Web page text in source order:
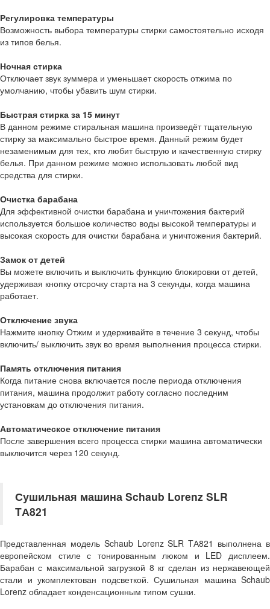
Регулировка температуры
Возможность выбора температуры стирки самостоятельно исходя
из типов белья.
Ночная стирка
Отключает звук зуммера и уменьшает скорость отжима по
умолчанию, чтобы убавить шум стирки.
Быстрая стирка за 15 минут
В данном режиме стиральная машина произведёт тщательную
стирку за максимально быстрое время. Данный режим будет
незаменимым для тех, кто любит быструю и качественную стирку
белья. При данном режиме можно использовать любой вид
средства для стирки.
Очистка барабана
Для эффективной очистки барабана и уничтожения бактерий
используется большое количество воды высокой температуры и
высокая скорость для очистки барабана и уничтожения бактерий.
Замок от детей
Вы можете включить и выключить функцию блокировки от детей,
удерживая кнопку отсрочку старта на 3 секунды, когда машина
работает.
Отключение звука
Нажмите кнопку Отжим и удерживайте в течение 3 секунд, чтобы
включить/ выключить звук во время выполнения процесса стирки.
Память отключения питания
Когда питание снова включается после периода отключения
питания, машина продолжит работу согласно последним
установкам до отключения питания.
Автоматическое отключение питания
После завершения всего процесса стирки машина автоматически
выключится через 120 секунд.
Сушильная машина Schaub Lorenz SLR
TА821
Представленная модель Schaub Lorenz SLR TА821 выполнена в
европейском стиле с тонированным люком и LED дисплеем.
Барабан с максимальной загрузкой 8 кг сделан из нержавеющей
стали и укомплектован подсветкой. Сушильная машина Schaub
Lorenz обладает конденсационным типом сушки.